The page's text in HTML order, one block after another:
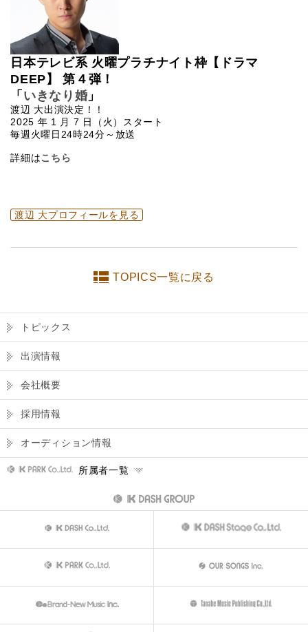
日本テレビ系 火曜プラチナイト枠【ドラマ
DEEP】 第４弾！
「 いきなり婚 」
渡辺 大出演決定！！
2025 年 1 月 7 日（火）スタート
毎週火曜日24時24分～放送
詳細はこちら
渡辺 大プロフィールを見る
TOPICS一覧に戻る
トピックス
出演情報
会社概要
採用情報
オーディション情報
所属者一覧